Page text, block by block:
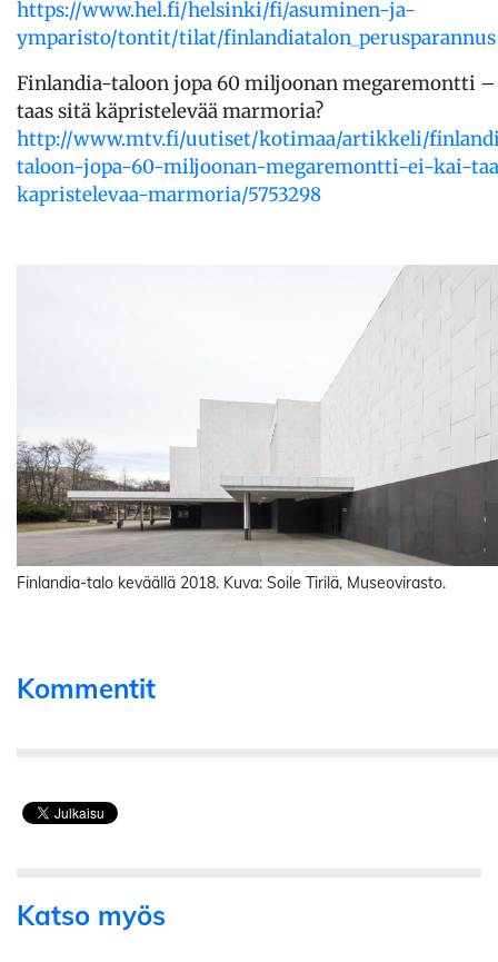
https://www.hel.fi/helsinki/fi/asuminen-ja-
ymparisto/tontit/tilat/finlandiatalon_perusparannus
Finlandia-taloon jopa 60 miljoonan megaremontti
taas sitä käpristelevää marmoria?
http://www.mtv.fi/uutiset/kotimaa/artikkeli/
taloon-jopa-60-miljoonan-megaremontti-ei-kai-
kapristelevaa-marmoria/5753298
Finlandia-talo keväällä 2018. Kuva: Soile Tirilä, Museovirasto.
Kommentit
Katso myös